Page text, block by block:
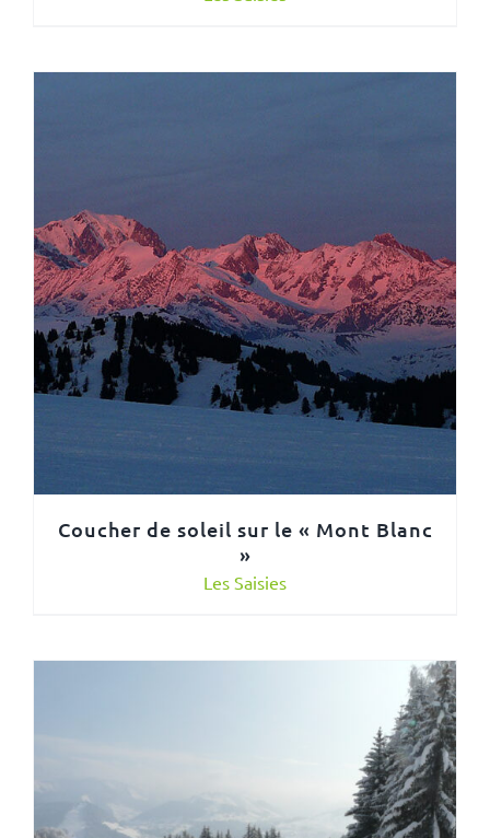
Coucher de soleil sur le « Mont Blanc
»
Les Saisies